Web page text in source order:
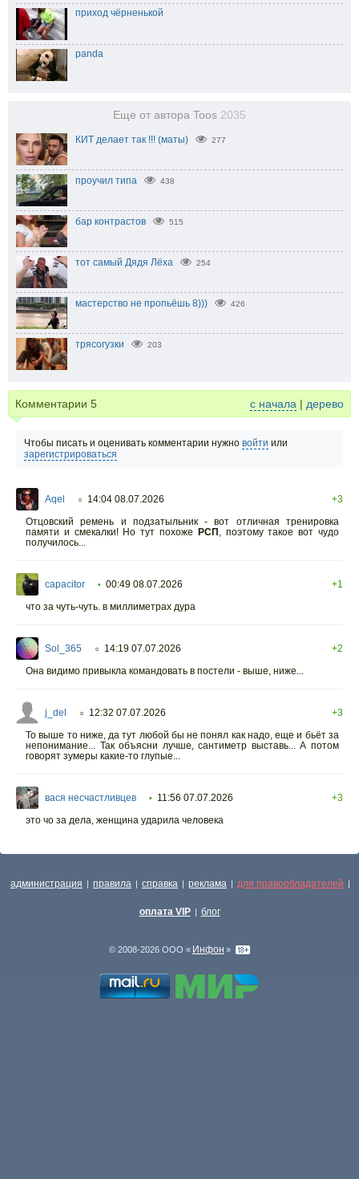
приход чёрненькой
panda
Еще от автора Toos 2035
КИТ делает так !!! (маты) 277
проучил типа 438
бар контрастов 515
тот самый Дядя Лёха 254
мастерство не пропьёшь 8))) 426
трясогузки 203
Комментарии 5 с начала | дерево
Чтобы писать и оценивать комментарии нужно войти или
зарегистрироваться
Aqel ○ 14:04 08.07.2026
+3
Отцовский ремень и подзатыльник - вот отличная тренировка
памяти и смекалки! Но тут похоже РСП , поэтому такое вот чудо
получилось...
capacitor • 00:49 08.07.2026
+1
что за чуть-чуть. в миллиметрах дура
Sol_365 ○ 14:19 07.07.2026
+2
Она видимо привыкла командовать в постели - выше, ниже...
j_del ○ 12:32 07.07.2026
+3
То выше то ниже, да тут любой бы не понял как надо, еще и бьёт за
непонимание... Так объясни лучше, сантиметр выставь... А потом
говорят зумеры какие-то глупые...
вася несчастливцев • 11:56 07.07.2026
+3
это чо за дела, женщина ударила человека
администрация | правила | справка | реклама | для правообладателей |
оплата VIP | блог
© 2008-2026 ООО « Инфон »